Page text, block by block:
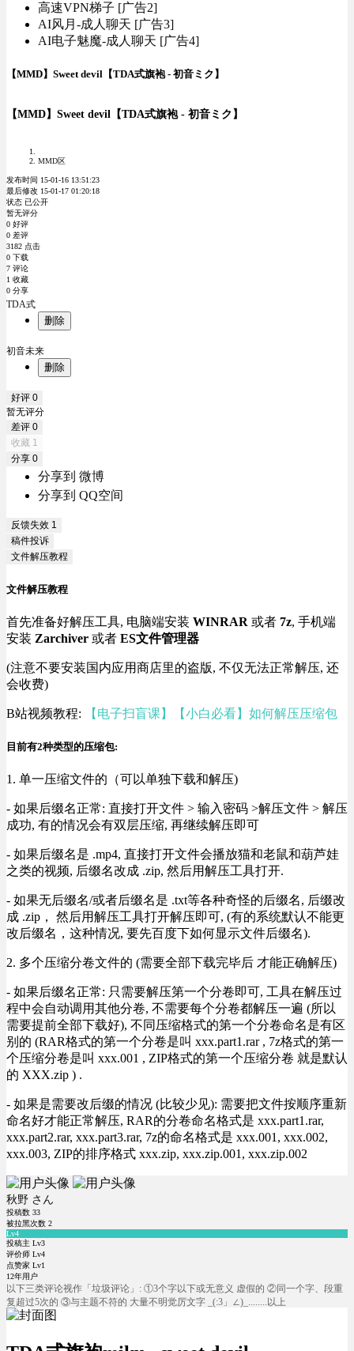
高速VPN梯子 [广告2]
AI风月-成人聊天 [广告3]
AI电子魅魔-成人聊天 [广告4]
【MMD】Sweet devil【TDA式旗袍 - 初音ミク】
【MMD】Sweet devil【TDA式旗袍 - 初音ミク】
MMD区
发布时间 15-01-16 13:51:23
最后修改 15-01-17 01:20:18
状态 已公开
暂无评分
0 好评
0 差评
3182 点击
0 下载
7 评论
1 收藏
0 分享
TDA式
删除
初音未来
删除
好评 0
暂无评分
差评 0
收藏 1
分享 0
分享到 微博
分享到 QQ空间
反馈失效 1
稿件投诉
文件解压教程
文件解压教程
首先准备好解压工具, 电脑端安装 WINRAR 或者 7z, 手机端
安装 Zarchiver 或者 ES文件管理器
(注意不要安装国内应用商店里的盗版, 不仅无法正常解压, 还
会收费)
B站视频教程: 【电子扫盲课】【小白必看】如何解压压缩包
目前有2种类型的压缩包:
1. 单一压缩文件的（可以单独下载和解压)
- 如果后缀名正常: 直接打开文件 > 输入密码 >解压文件 > 解压
成功, 有的情况会有双层压缩, 再继续解压即可
- 如果后缀名是 .mp4, 直接打开文件会播放猫和老鼠和葫芦娃
之类的视频, 后缀名改成 .zip, 然后用解压工具打开.
- 如果无后缀名/或者后缀名是 .txt等各种奇怪的后缀名, 后缀改
成 .zip， 然后用解压工具打开解压即可, (有的系统默认不能更
改后缀名，这种情况, 要先百度下如何显示文件后缀名).
2. 多个压缩分卷文件的 (需要全部下载完毕后 才能正确解压)
- 如果后缀名正常: 只需要解压第一个分卷即可, 工具在解压过
程中会自动调用其他分卷, 不需要每个分卷都解压一遍 (所以
需要提前全部下载好), 不同压缩格式的第一个分卷命名是有区
别的 (RAR格式的第一个分卷是叫 xxx.part1.rar , 7z格式的第一
个压缩分卷是叫 xxx.001 , ZIP格式的第一个压缩分卷 就是默认
的 XXX.zip ) .
- 如果是需要改后缀的情况 (比较少见): 需要把文件按顺序重新
命名好才能正常解压, RAR的分卷命名格式是 xxx.part1.rar,
xxx.part2.rar, xxx.part3.rar, 7z的命名格式是 xxx.001, xxx.002,
xxx.003, ZIP的排序格式 xxx.zip, xxx.zip.001, xxx.zip.002
秋野 さん
投稿数 33
被拉黑次数 2
Lv4
投稿主 Lv3
评价师 Lv4
点赞家 Lv1
12年用户
以下三类评论视作「垃圾评论」: ①3个字以下或无意义 虚假的 ②同一个字、段重
复超过5次的 ③与主题不符的 大量不明觉厉文字 _(:3」∠)_........以上